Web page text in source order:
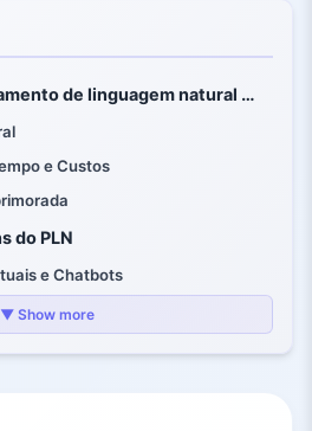
de linguagem natural é importante?
e Custos
do PLN
e Chatbots
e Opiniões
▼ Show more